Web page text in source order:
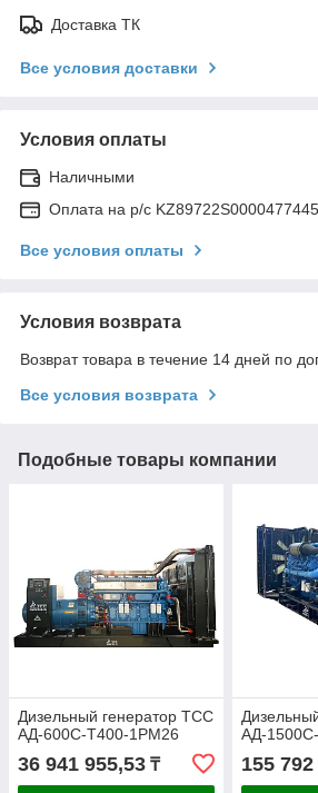
Доставка ТК
Все условия доставки
Условия оплаты
Наличными
Оплата на р/с
Все условия оплаты
Условия возврата
Возврат товара в течение 14 дней по
Все условия возврата
Подобные товары компании
Дизельный генератор ТСС
АД-600С-Т400-1РМ26
36 941 955,53 ₸
АД-
155 792